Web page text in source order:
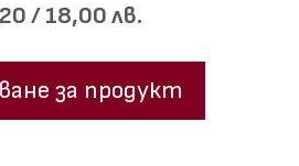
/ 18,00 лв.
за продукт